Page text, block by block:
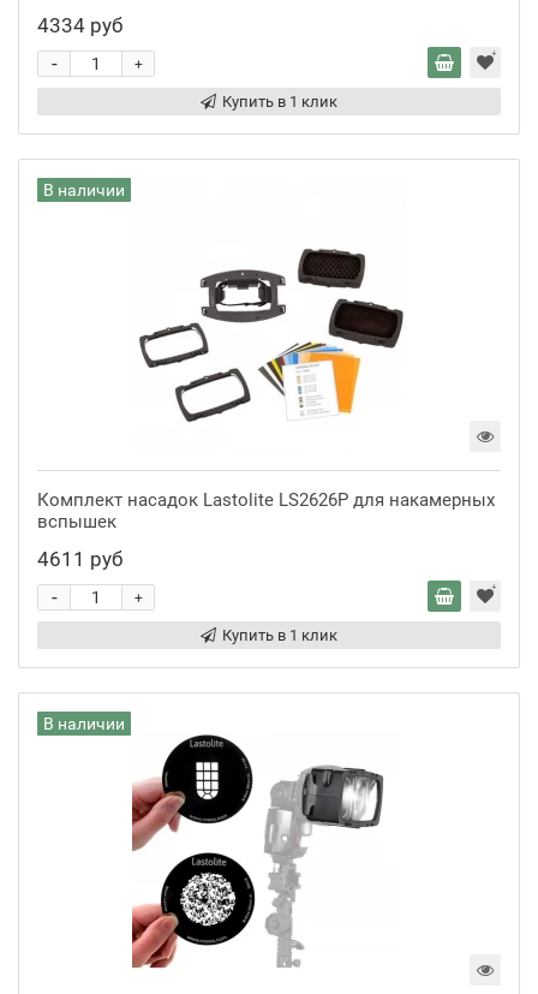
4334 руб
+
-
Купить в 1 клик
В наличии
Комплект насадок Lastolite LS2626P для накамерных
вспышек
4611 руб
+
-
Купить в 1 клик
В наличии